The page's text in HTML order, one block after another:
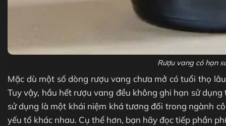
Rượu vang có hạn
Mặc dù một số dòng rượu vang chưa mở có tuổi thọ
Tuy vậy, hầu hết rượu vang đều không ghi hạn sử
sử dụng là một khái niệm khá tương đối trong ngành
yếu tố khác nhau. Cụ thể hơn, bạn hãy đọc tiếp phần